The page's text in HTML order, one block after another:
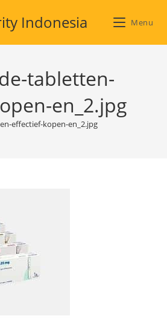
Indonesia Menu
tabletten-
en_2.jpg
effectief-kopen-en_2.jpg